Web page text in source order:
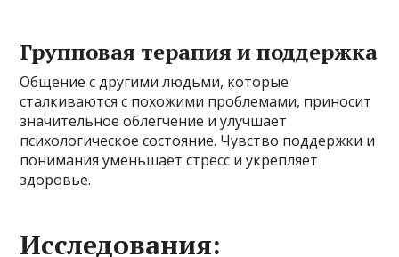
Групповая терапия и поддержка
Общение с другими людьми, которые
сталкиваются с похожими проблемами, приносит
значительное облегчение и улучшает
психологическое состояние. Чувство поддержки и
понимания уменьшает стресс и укрепляет
здоровье.
Исследования: